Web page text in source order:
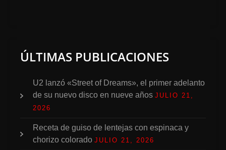
ÚLTIMAS PUBLICACIONES
U2 lanzó «Street of Dreams», el primer adelanto
de su nuevo disco en nueve años JULIO 21,
2026
Receta de guiso de lentejas con espinaca y
chorizo colorado JULIO 21, 2026